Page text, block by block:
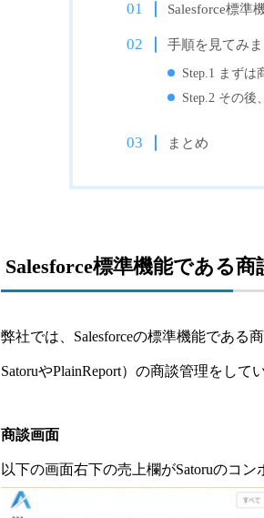
Salesforce標準
手順を見てみま
Step.1 まずは
Step.2 その後
まとめ
Salesforce標準機能である
弊社では、Salesforceの標準機能である
SatoruやPlainReport）の商談管理をし
商談画面
以下の画面右下の売上欄がSatoruのコ